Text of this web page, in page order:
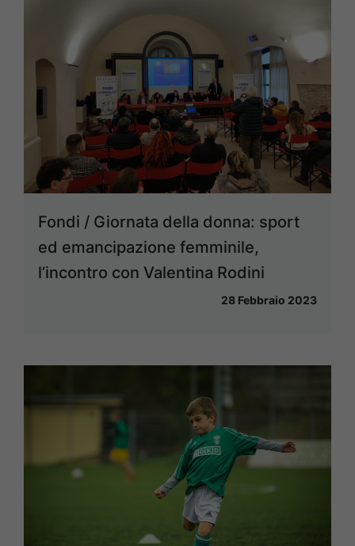
Fondi / Giornata della donna: sport
ed emancipazione femminile,
l’incontro con Valentina Rodini
28 Febbraio 2023